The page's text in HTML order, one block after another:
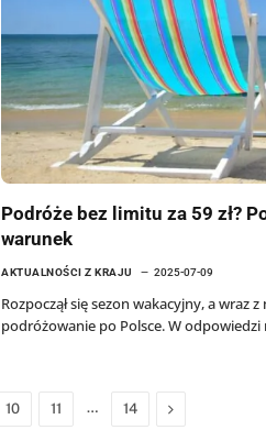
Podróże bez limitu za 59 zł?
warunek
AKTUALNOŚCI Z KRAJU 2025-07-09
Rozpoczął się sezon wakacyjny, a
podróżowanie po Polsce. W
10 11 … 14 Next